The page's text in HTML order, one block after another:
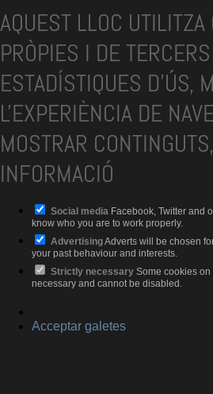
AQUEST LLOC UTILITZA
PRÒPIES I DE
ESTADÍSTIQUES D'ÚS,
L'EXPERIÈNCIA DE
MOSTRAR
INFORMACIÓ
Social media Facebook, Twitter and
know who you are to work properly.
AdvertisingAdverts will be chosen
your past behaviour and interests.
Strictly necessary Some cookies
necessary and cannot be disabled.
Acceptar galetes